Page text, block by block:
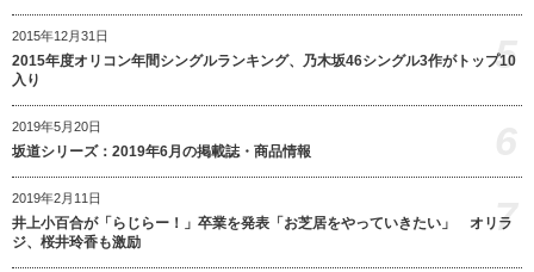
2015年12月31日
2015年度オリコン年間シングルランキング、乃木坂46シングル3作がトップ10
入り
5
2019年5月20日
坂道シリーズ：2019年6月の掲載誌・商品情報
2019年2月11日
井上小百合が「らじらー！」卒業を発表「お芝居をやっていきたい」 オリラ
ジ、桜井玲香も激励
7